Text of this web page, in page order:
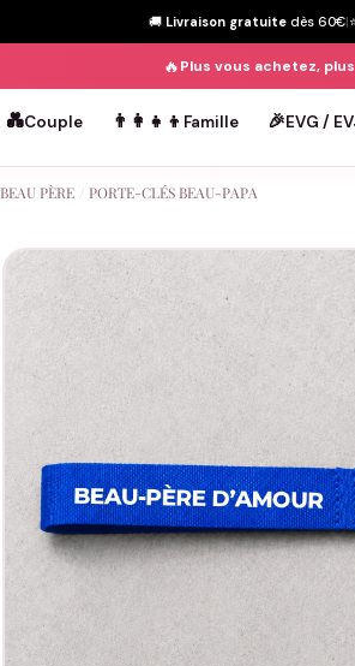
🚚 Livraison gratuite dès 60€|
🔥Plus vous achetez,
💑Couple 👨‍👩‍👧‍👦 Famille 🎉EVG /
BEAU PÈRE PORTE-CLÉS BEAU-PAPA